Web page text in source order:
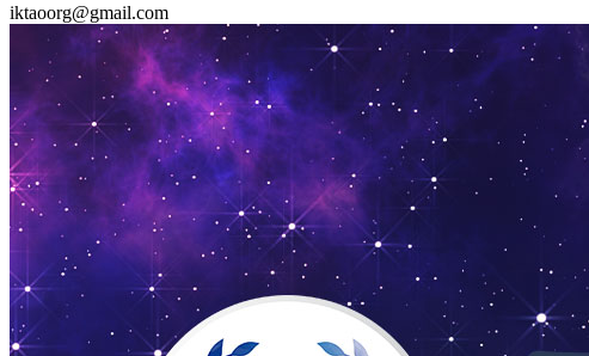
iktaoorg@gmail.com